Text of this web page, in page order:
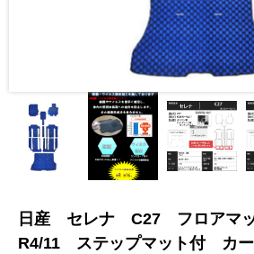
日産 セレナ C27 フロアマ
R4/11 ステップマット付 カ